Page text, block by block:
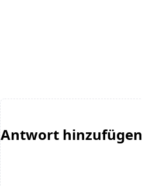
Antwort hinzufügen